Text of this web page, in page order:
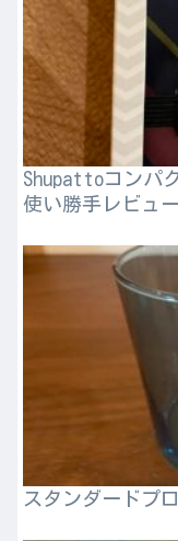
Shupattoコンパ
使い勝手レビュー
スタンダードプ